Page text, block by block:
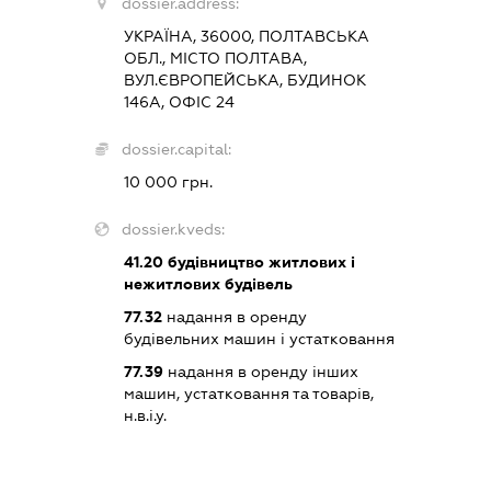
УКРАЇНА, 36000, ПОЛТАВСЬКА
ОБЛ., МІСТО ПОЛТАВА,
ВУЛ.ЄВРОПЕЙСЬКА, БУДИНОК
146А, ОФІС 24
dossier.capital:
10 000 грн.
dossier.kveds:
41.20будівництво житлових і
нежитлових будівель
77.32надання в оренду
будівельних машин і устатковання
77.39надання в оренду інших
машин, устатковання та товарів,
н.в.і.у.